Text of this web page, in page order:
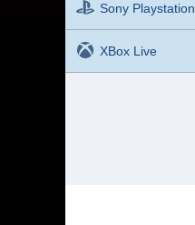
Sony Playstation
XBox Live